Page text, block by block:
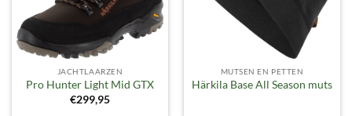
JACHTLAARZEN
Pro Hunter Light Mid GTX
€299,95
MUTSEN EN PETTEN
Härkila Base All Season muts